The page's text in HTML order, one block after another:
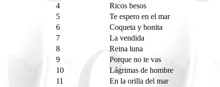
4
Ricos besos
5
Te espero en el mar
6
Coqueta y bonita
7
La vendida
8
Reina luna
9
Porque no te vas
10
Lágrimas de hombre
11
En la orilla del mar